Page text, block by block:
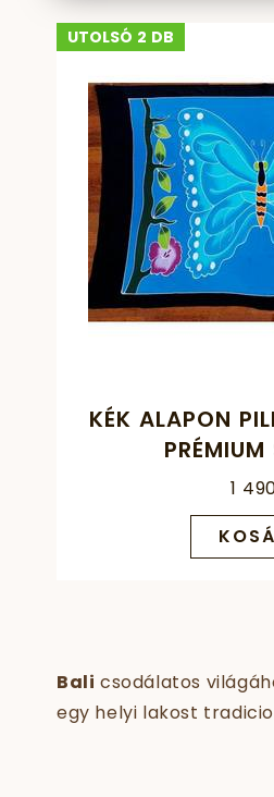
UTOLSÓ 2 DB
KÉK ALAPON
1
Bali csodálatos
egy helyi lakost